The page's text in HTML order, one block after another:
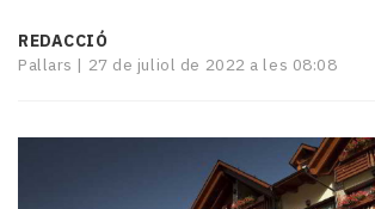
Mai
tant!
mitjans
REDACCIÓ
Pallars | 27 de juliol de 2022 a les 08:08